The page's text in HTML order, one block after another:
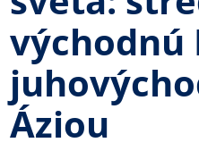
východnú
Áziou